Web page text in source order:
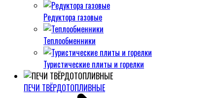
Редуктора газовые
Теплообменники
Туристические плиты и горелки
ПЕЧИ ТВЁРДОТОПЛИВНЫЕ